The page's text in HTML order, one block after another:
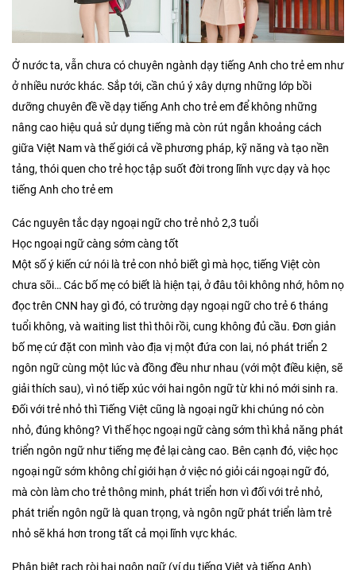
Ở nước ta, vẫn chưa có chuyên ngành dạy tiếng Anh cho trẻ em như
ở nhiều nước khác. Sắp tới, cần chú ý xây dựng những lớp bồi
dưỡng chuyên đề về dạy tiếng Anh cho trẻ em để không những
nâng cao hiệu quả sử dụng tiếng mà còn rút ngắn khoảng cách
giữa Việt Nam và thế giới cả về phương pháp, kỹ năng và tạo nền
tảng, thói quen cho trẻ học tập suốt đời trong lĩnh vực dạy và học
tiếng Anh cho trẻ em
Các nguyên tắc dạy ngoại ngữ cho trẻ nhỏ 2,3 tuổi
Học ngoại ngữ càng sớm càng tốt
Một số ý kiến cứ nói là trẻ con nhỏ biết gì mà học, tiếng Việt còn
chưa sõi… Các bố mẹ có biết là hiện tại, ở đâu tôi không nhớ, hôm nọ
đọc trên CNN hay gì đó, có trường dạy ngoại ngữ cho trẻ 6 tháng
tuổi không, và waiting list thì thôi rồi, cung không đủ cầu. Đơn giản
bố mẹ cứ đặt con mình vào địa vị một đứa con lai, nó phát triển 2
ngôn ngữ cùng một lúc và đồng đều như nhau (với một điều kiện, sẽ
giải thích sau), vì nó tiếp xúc với hai ngôn ngữ từ khi nó mới sinh ra.
Đối với trẻ nhỏ thì Tiếng Việt cũng là ngoại ngữ khi chúng nó còn
nhỏ, đúng không? Vì thế học ngoại ngữ càng sớm thì khả năng phát
triển ngôn ngữ như tiếng mẹ đẻ lại càng cao. Bên cạnh đó, việc học
ngoại ngữ sớm không chỉ giới hạn ở việc nó giỏi cái ngoại ngữ đó,
mà còn làm cho trẻ thông minh, phát triển hơn vì đối với trẻ nhỏ,
phát triển ngôn ngữ là quan trọng, và ngôn ngữ phát triển làm trẻ
nhỏ sẽ khá hơn trong tất cả mọi lĩnh vực khác.
Phân biệt rạch ròi hai ngôn ngữ (ví dụ tiếng Việt và tiếng Anh)